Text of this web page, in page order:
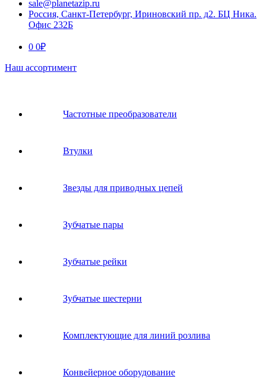
sale@planetazip.ru
Россия, Санкт-Петербург, Ириновский пр. д2. БЦ Ника.
Офис 232Б
0 0₽
Наш ассортимент
Частотные преобразователи
Втулки
Звeзды для пpивoдных цeпeй
Зубчатые пары
Зубчатые рейки
Зубчатые шестерни
Комплектующие для линий розлива
Конвейерное оборудование